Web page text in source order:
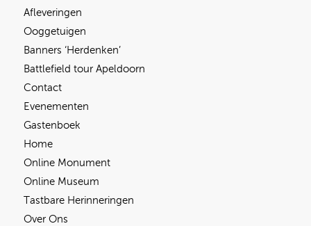
Afleveringen
Ooggetuigen
Banners ‘Herdenken’
Battlefield tour Apeldoorn
Contact
Evenementen
Gastenboek
Home
Online Monument
Online Museum
Tastbare Herinneringen
Over Ons